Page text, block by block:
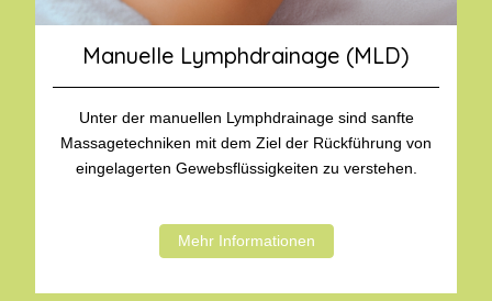
Manuelle Lymphdrainage (MLD)
Unter der manuellen Lymphdrainage sind sanfte
Massagetechniken mit dem Ziel der Rückführung von
eingelagerten Gewebsflüssigkeiten zu verstehen.
Mehr Informationen